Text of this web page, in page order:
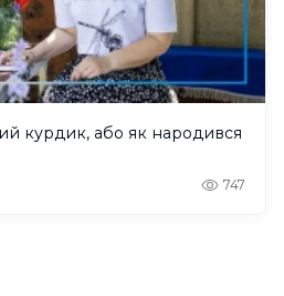
курдик, або як народився
747